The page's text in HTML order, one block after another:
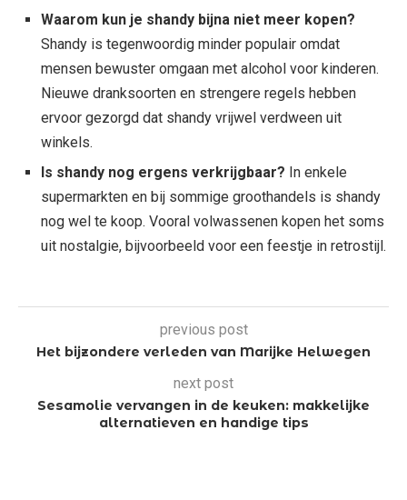
Waarom kun je shandy bijna niet meer kopen?
Shandy is tegenwoordig minder populair omdat
mensen bewuster omgaan met alcohol voor kinderen.
Nieuwe dranksoorten en strengere regels hebben
ervoor gezorgd dat shandy vrijwel verdween uit
winkels.
Is shandy nog ergens verkrijgbaar? In enkele
supermarkten en bij sommige groothandels is shandy
nog wel te koop. Vooral volwassenen kopen het soms
uit nostalgie, bijvoorbeeld voor een feestje in retrostijl.
previous post
Het bijzondere verleden van Marijke Helwegen
next post
Sesamolie vervangen in de keuken: makkelijke
alternatieven en handige tips